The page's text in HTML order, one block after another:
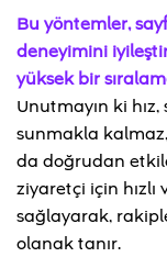
Bu yöntemler,
deneyimini
yüksek bir
Unutmayın ki
sunmakla kalmaz,
da doğrudan
ziyaretçi için hızlı
sağlayarak,
olanak tanır.